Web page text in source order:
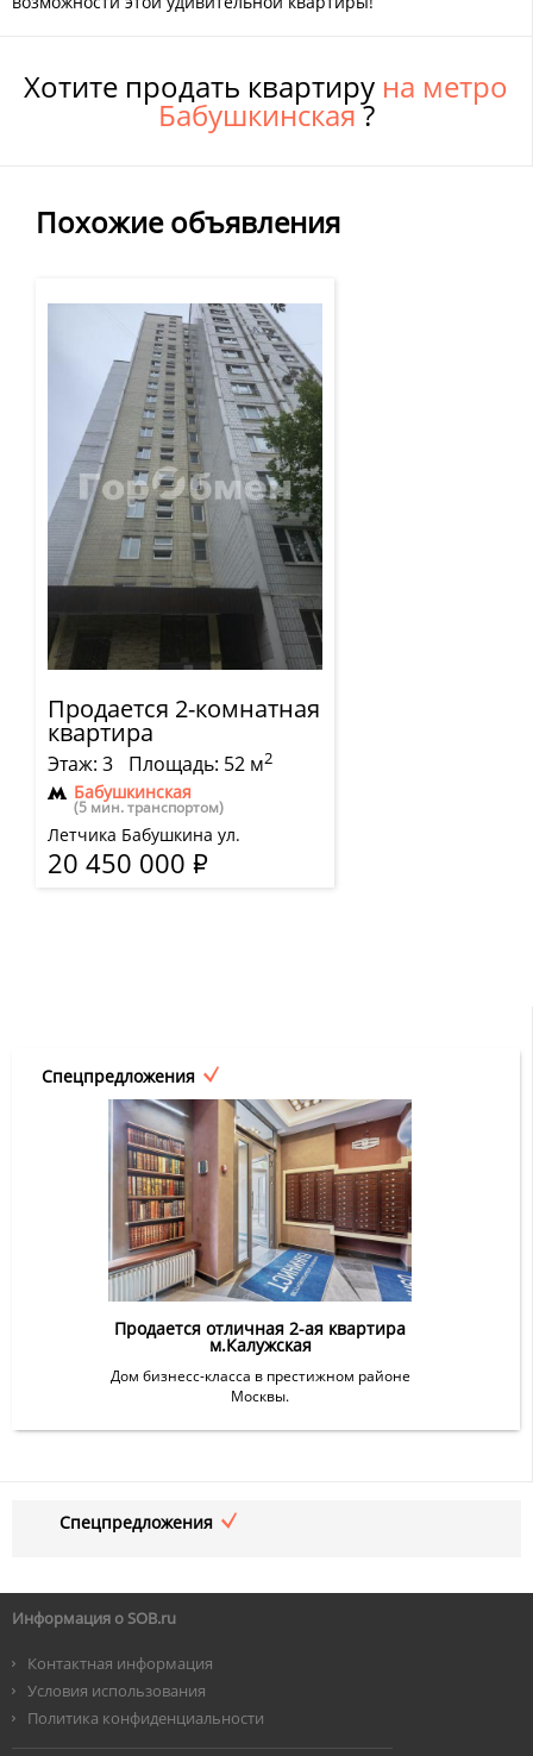
Похожие объявления
Продается 2-комнатная
квартира
Этаж: 3 Площадь: 52 м2
Бабушкинская
(5 мин. транспортом)
Летчика Бабушкина ул.
20 450 000 Р
Хотите продать квартиру на метро
Бабушкинская?
Спецпредложения
Продается отличная 2-ая квартира
м.Калужская
Дом бизнесс-класса в престижном районе
Москвы.
Спецпредложения
Информация о SOB.ru
Контактная информация
Условия использования
Политика конфиденциальности